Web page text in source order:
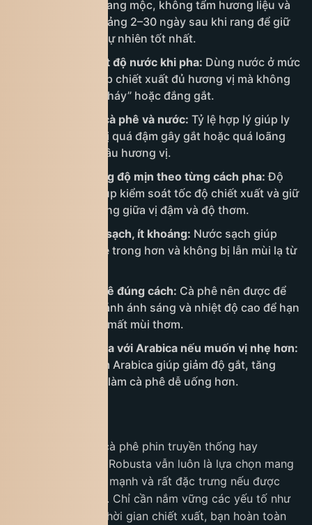
ưu tiên cà phê rang mộc, không tẩm hương liệu và
dùng trong khoảng 2–30 ngày sau khi rang để giữ
được hương vị tự nhiên tốt nhất.
Kiểm soát nhiệt độ nước khi pha: Dùng nước ở mức
90–96°C sẽ giúp chiết xuất đủ hương vị mà không
làm cà phê bị “cháy” hoặc đắng gắt.
Giữ đúng tỷ lệ cà phê và nước: Tỷ lệ hợp lý giúp ly
cà phê không bị quá đậm gây gắt hoặc quá loãng
làm mất đi độ sâu hương vị.
Xay cà phê đúng độ mịn theo từng cách pha: Độ
xay phù hợp giúp kiểm soát tốc độ chiết xuất và giữ
được sự cân bằng giữa vị đậm và độ thơm.
Dùng nước lọc sạch, ít khoáng: Nước sạch giúp
hương vị cà phê trong hơn và không bị lẫn mùi lạ từ
Bảo quản cà phê đúng cách: Cà phê nên được để
trong hũ kín, tránh ánh sáng và nhiệt độ cao để hạn
chế oxy hóa và mất mùi thơm.
Kết hợp Robusta với Arabica nếu muốn vị nhẹ hơn:
Việc blend thêm Arabica giúp giảm độ gắt, tăng
hương thơm và làm cà phê dễ uống hơn.
Dù bạn yêu thích cà phê phin truyền thống hay
espresso hiện đại, Robusta vẫn luôn là lựa chọn mang
đến hương vị đậm mạnh và rất đặc trưng nếu được
pha đúng kỹ thuật. Chỉ cần nắm vững các yếu tố như
tỷ lệ, nhiệt độ và thời gian chiết xuất, bạn hoàn toàn